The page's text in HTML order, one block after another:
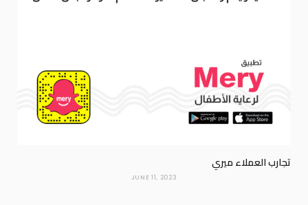
تجارب العملاء ميري
JUNE 11, 2023